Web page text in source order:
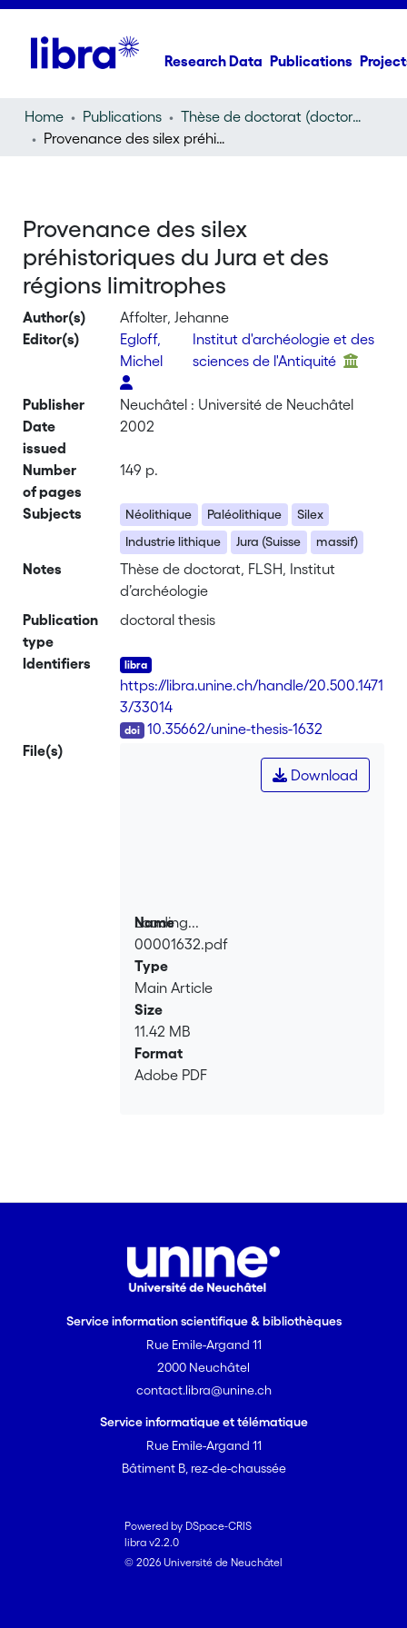
Research Data Publications
Home Publications
Thèse de doctorat (doctoral thesis)
Provenance des silex préhistoriques du Jura et des régions limitrophes
Provenance des silex
préhistoriques du Jura et des
régions limitrophes
Author(s)
Affolter, Jehanne
Editor(s)
Egloff,
Michel
Institut d'archéologie et des
sciences de l'Antiquité
Publisher
Neuchâtel : Université de Neuchâtel
Date
issued
2002
Number
of pages
149 p.
Subjects Néolithique Paléolithique
Silex
Industrie lithique
Jura (Suisse massif)
Notes
Thèse de doctorat, FLSH, Institut
d’archéologie
Publication
type
doctoral thesis
Identifiers
https://libra.unine.ch/handle/20.500.1471
3/33014
10.35662/unine-thesis-1632
File(s)
Loading...
Loading...
Download
Name
00001632.pdf
Type
Main Article
Size
11.42 MB
Format
Adobe PDF
Service information scientifique & bibliothèques
Rue Emile-Argand 11
2000 Neuchâtel
contact.libra@unine.ch
Service informatique et télématique
Rue Emile-Argand 11
Bâtiment B, rez-de-chaussée
Powered by DSpace-CRIS
libra v2.2.0
© 2026 Université de Neuchâtel